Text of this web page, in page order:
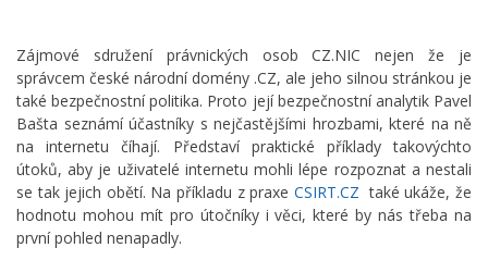
Zájmové sdružení právnických osob CZ.NIC nejen že je
správcem české národní domény .CZ, ale jeho silnou stránkou je
také bezpečnostní politika. Proto její bezpečnostní analytik Pavel
Bašta seznámí účastníky s nejčastějšími hrozbami, které na ně
na internetu číhají. Představí praktické příklady takovýchto
útoků, aby je uživatelé internetu mohli lépe rozpoznat a nestali
se tak jejich obětí. Na příkladu z praxe CSIRT.CZ také ukáže, že
hodnotu mohou mít pro útočníky i věci, které by nás třeba na
první pohled nenapadly.